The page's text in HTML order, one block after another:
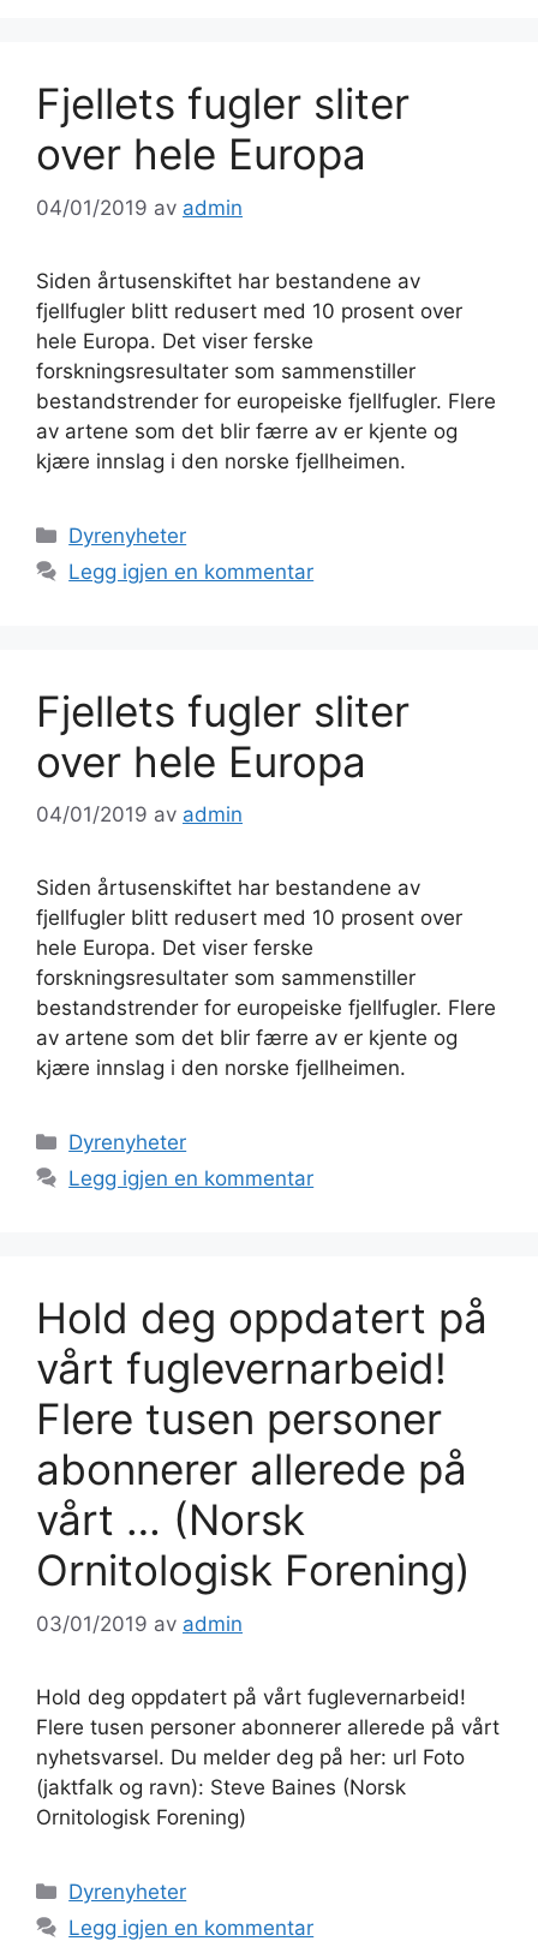
Fjellets fugler sliter
over hele Europa
04/01/2019 av admin
Siden årtusenskiftet har bestandene av
fjellfugler blitt redusert med 10 prosent over
hele Europa. Det viser ferske
forskningsresultater som sammenstiller
bestandstrender for europeiske fjellfugler. Flere
av artene som det blir færre av er kjente og
kjære innslag i den norske fjellheimen.
Kategorier
Dyrenyheter
Legg igjen en kommentar
Fjellets fugler sliter
over hele Europa
04/01/2019 av admin
Siden årtusenskiftet har bestandene av
fjellfugler blitt redusert med 10 prosent over
hele Europa. Det viser ferske
forskningsresultater som sammenstiller
bestandstrender for europeiske fjellfugler. Flere
av artene som det blir færre av er kjente og
kjære innslag i den norske fjellheimen.
Kategorier
Dyrenyheter
Legg igjen en kommentar
Hold deg oppdatert på
vårt fuglevernarbeid!
Flere tusen personer
abonnerer allerede på
vårt … (Norsk
Ornitologisk Forening)
03/01/2019 av admin
Hold deg oppdatert på vårt fuglevernarbeid!
Flere tusen personer abonnerer allerede på vårt
nyhetsvarsel. Du melder deg på her: url Foto
(jaktfalk og ravn): Steve Baines (Norsk
Ornitologisk Forening)
Kategorier
Dyrenyheter
Legg igjen en kommentar